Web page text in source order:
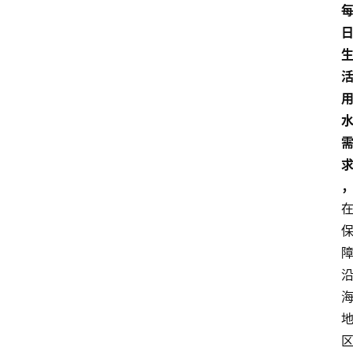
每
日
生
活
用
水
需
求
，
在
保
障
沿
海
地
区